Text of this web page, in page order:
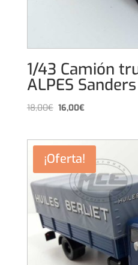
1/43 Camión
ALPES
18,00€El
era:
18,00€.
16,00€El
es:
16,00€.
¡Oferta!